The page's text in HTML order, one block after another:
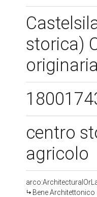
storica)
centro
agricolo
Bene